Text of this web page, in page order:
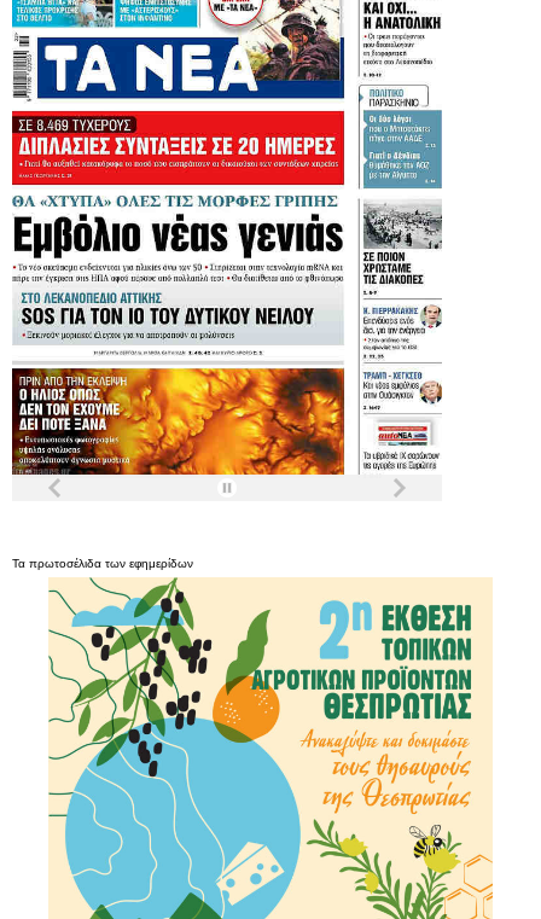
Τα πρωτοσέλιδα των εφημερίδων